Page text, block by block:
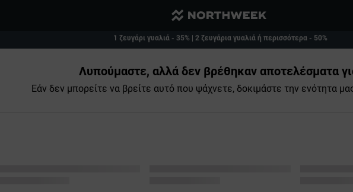
1 ζευγάρι γυαλιά - 35% | 2 ζευγάρια γυαλιά ή περισσότερα - 50%
Λυπούμαστε, αλλά δεν βρέθηκαν αποτελέσματα
Εάν δεν μπορείτε να βρείτε αυτό που ψάχνετε, δοκιμάστε την ενότητα